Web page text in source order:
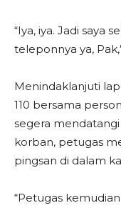
“Iya, iya. Jadi saya
teleponnya ya,
Menindaklanjuti
110 bersama
segera
korban, petugas
pingsan di dalam
“Petugas